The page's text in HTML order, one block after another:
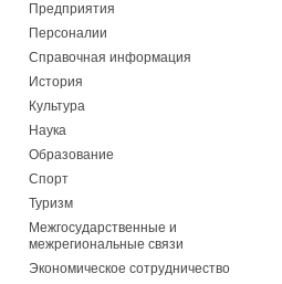
Предприятия
Персоналии
Справочная информация
История
Культура
Наука
Образование
Спорт
Туризм
Межгосударственные и
межрегиональные связи
Экономическое сотрудничество